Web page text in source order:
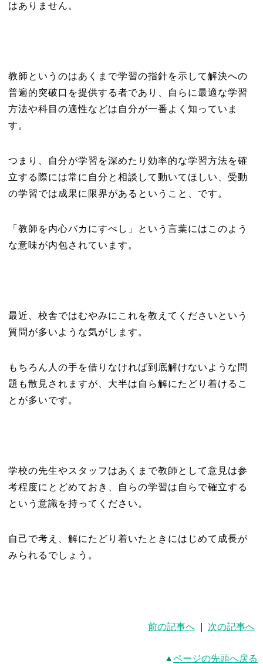
はありません。
教師というのはあくまで学習の指針を示して解決への
普遍的突破口を提供する者であり、自らに最適な学習
方法や科目の適性などは自分が一番よく知っていま
す。
つまり、自分が学習を深めたり効率的な学習方法を確
立する際には常に自分と相談して動いてほしい、受動
の学習では成果に限界があるということ、です。
「教師を内心バカにすべし」という言葉にはこのよう
な意味が内包されています。
最近、校舎ではむやみにこれを教えてくださいという
質問が多いような気がします。
もちろん人の手を借りなければ到底解けないような問
題も散見されますが、大半は自ら解にたどり着けるこ
とが多いです。
学校の先生やスタッフはあくまで教師として意見は参
考程度にとどめておき、自らの学習は自らで確立する
という意識を持ってください。
自己で考え、解にたどり着いたときにはじめて成長が
みられるでしょう。
前の記事へ 次の記事へ
ページの先頭へ戻る